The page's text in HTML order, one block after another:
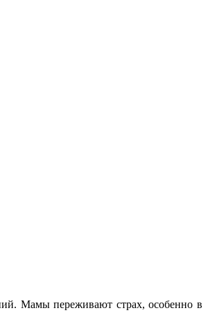
Мамы переживают страх, особенно в